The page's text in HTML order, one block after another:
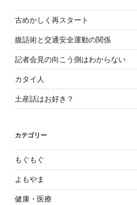
古めかしく再スタート
腹話術と交通安全運動の関係
記者会見の向こう側はわからない
カタイ人
土産話はお好き？
カテゴリー
もぐもぐ
よもやま
健康・医療